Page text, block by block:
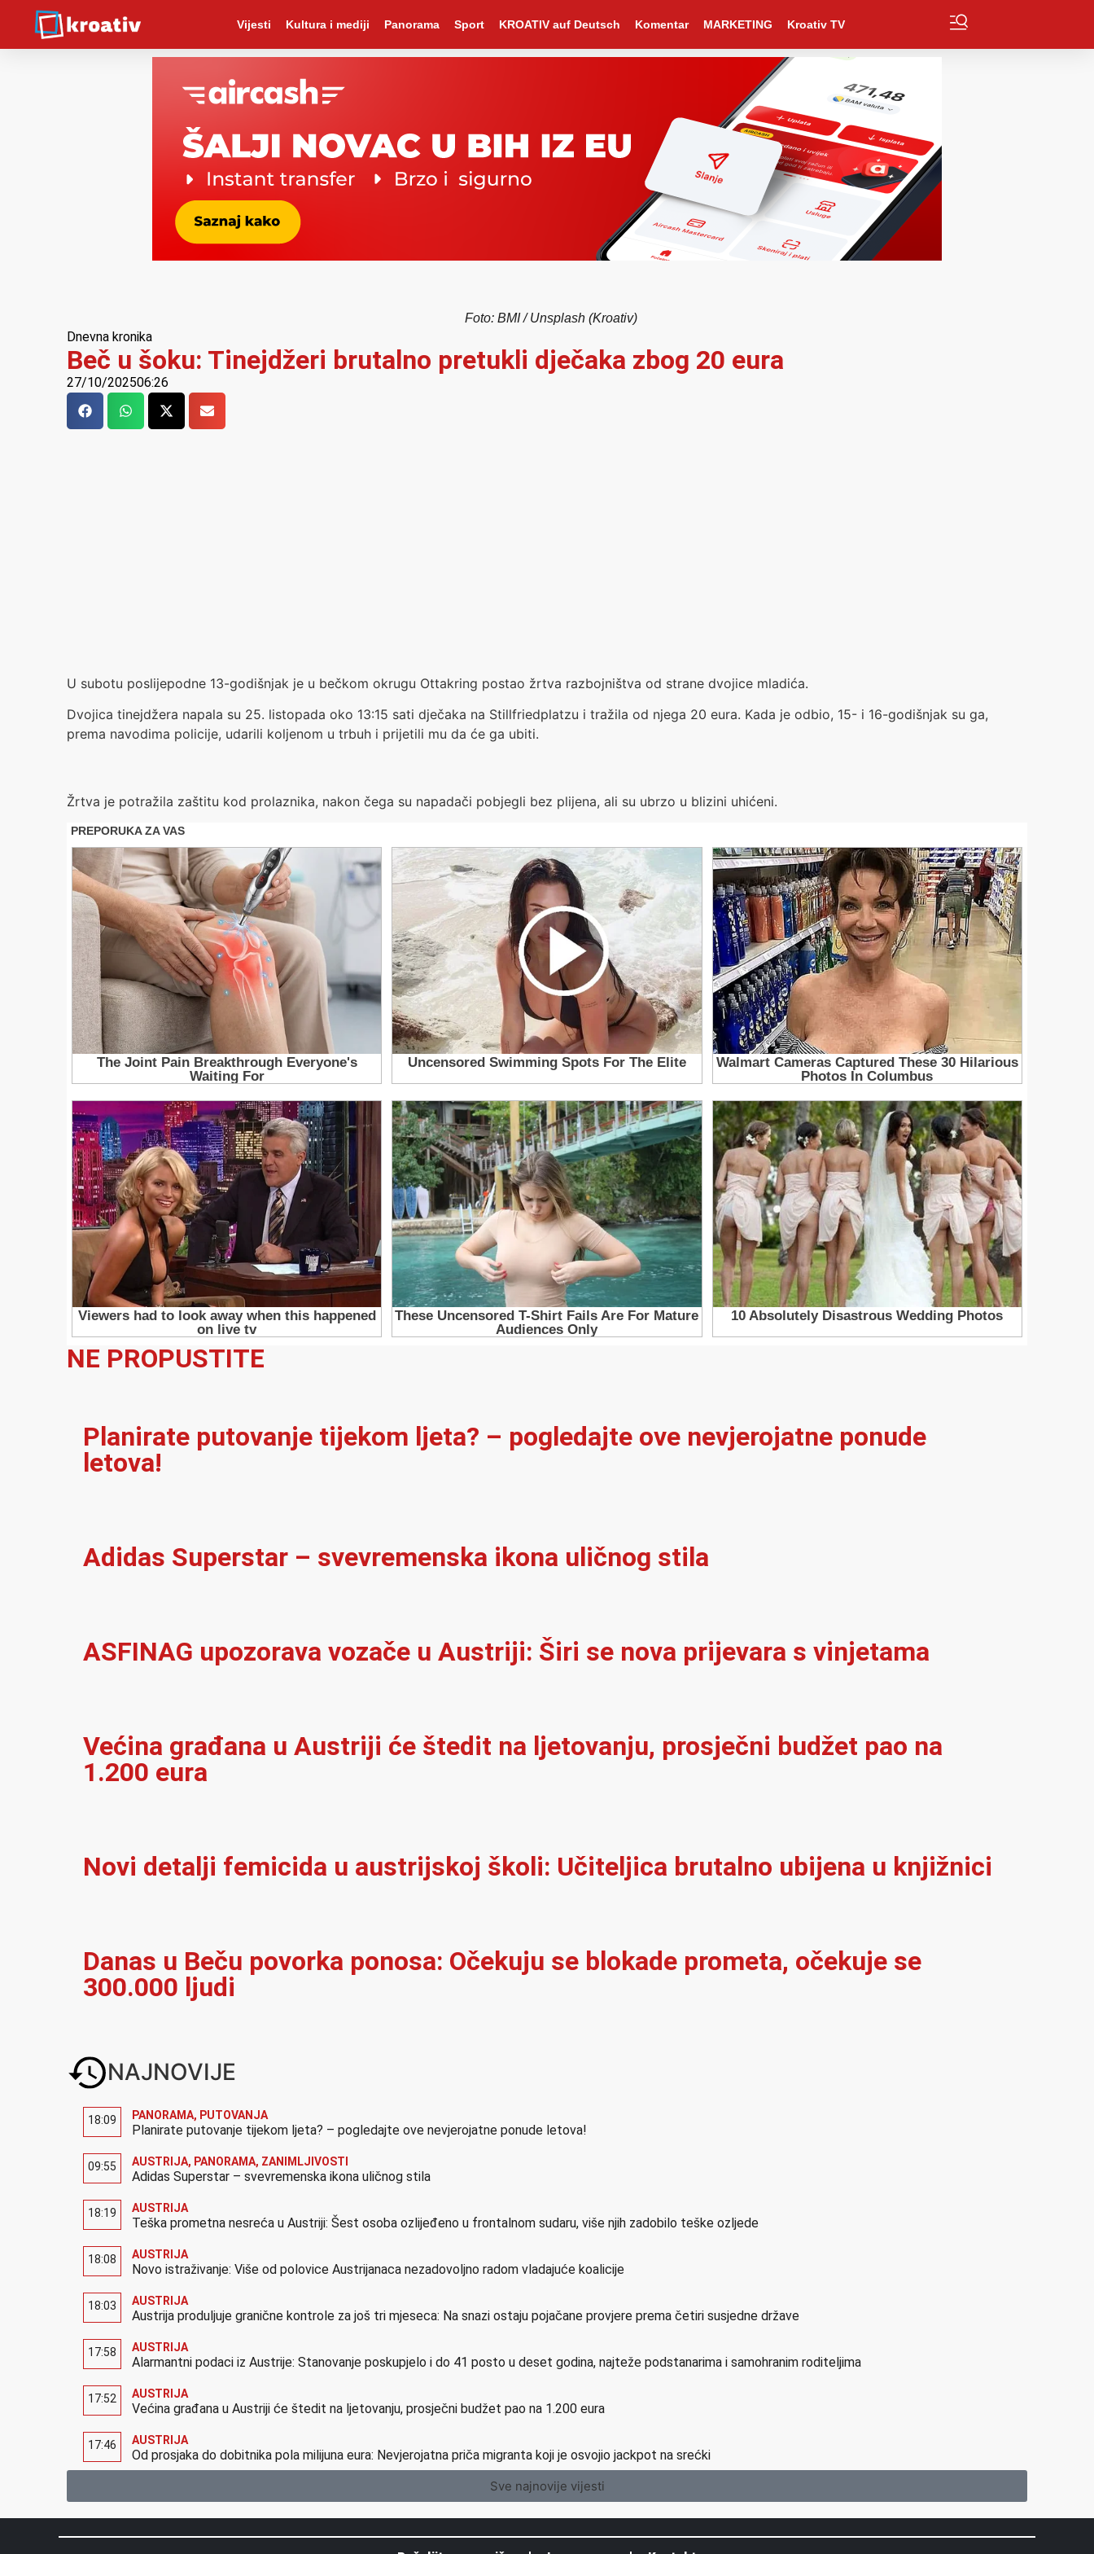
Vijesti Kultura i mediji Panorama Sport KROATIV auf Deutsch Komentar MARKETING Kroativ TV
Foto: BMI / Unsplash (Kroativ)
Dnevna kronika
Beč u šoku: Tinejdžeri brutalno pretukli dječaka zbog 20 eura
27/10/202506:26
U subotu poslijepodne 13-godišnjak je u bečkom okrugu Ottakring postao žrtva razbojništva od strane dvojice mladića.
Dvojica tinejdžera napala su 25. listopada oko 13:15 sati dječaka na Stillfriedplatzu i tražila od njega 20 eura. Kada je odbio, 15- i 16-godišnjak su ga,
prema navodima policije, udarili koljenom u trbuh i prijetili mu da će ga ubiti.
Žrtva je potražila zaštitu kod prolaznika, nakon čega su napadači pobjegli bez plijena, ali su ubrzo u blizini uhićeni.
NE PROPUSTITE
Planirate putovanje tijekom ljeta? – pogledajte ove nevjerojatne ponude
letova!
Adidas Superstar – svevremenska ikona uličnog stila
ASFINAG upozorava vozače u Austriji: Širi se nova prijevara s vinjetama
Većina građana u Austriji će štedit na ljetovanju, prosječni budžet pao na
1.200 eura
Novi detalji femicida u austrijskoj školi: Učiteljica brutalno ubijena u knjižnici
Danas u Beču povorka ponosa: Očekuju se blokade prometa, očekuje se
300.000 ljudi
NAJNOVIJE
18:09 PANORAMA, PUTOVANJA
Planirate putovanje tijekom ljeta? – pogledajte ove nevjerojatne ponude letova!
09:55 AUSTRIJA, PANORAMA, ZANIMLJIVOSTI
Adidas Superstar – svevremenska ikona uličnog stila
18:19 AUSTRIJA
Teška prometna nesreća u Austriji: Šest osoba ozlijeđeno u frontalnom sudaru, više njih zadobilo teške ozljede
18:08 AUSTRIJA
Novo istraživanje: Više od polovice Austrijanaca nezadovoljno radom vladajuće koalicije
18:03 AUSTRIJA
Austrija produljuje granične kontrole za još tri mjeseca: Na snazi ostaju pojačane provjere prema četiri susjedne države
17:58 AUSTRIJA
Alarmantni podaci iz Austrije: Stanovanje poskupjelo i do 41 posto u deset godina, najteže podstanarima i samohranim roditeljima
17:52 AUSTRIJA
Većina građana u Austriji će štedit na ljetovanju, prosječni budžet pao na 1.200 eura
17:46 AUSTRIJA
Od prosjaka do dobitnika pola milijuna eura: Nevjerojatna priča migranta koji je osvojio jackpot na srećki
Sve najnovije vijesti